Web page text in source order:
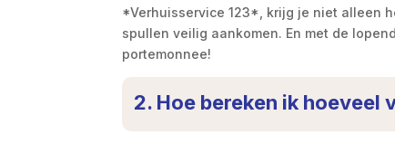
*Verhuisservice 123*, krijg je niet alleen
spullen veilig aankomen. En met de
portemonnee!
2. Hoe bereken ik hoeveel